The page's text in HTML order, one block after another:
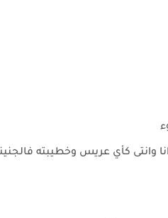
كأي عريس وخطيبته فالجنينه